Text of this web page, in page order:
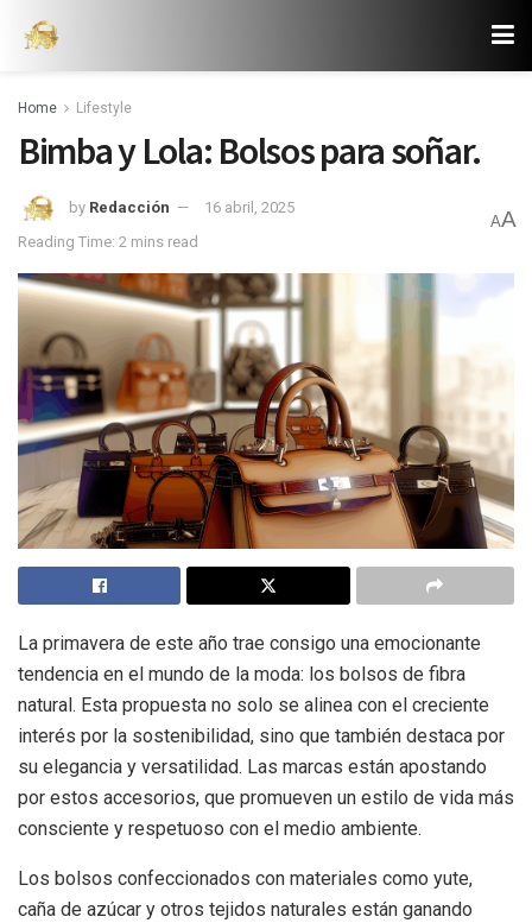
Home Lifestyle
Bimba y Lola: Bolsos para soñar.
by Redacción
16 abril, 2025
Reading Time: 2 mins read
AA
La primavera de este año trae consigo una emocionante
tendencia en el mundo de la moda: los bolsos de fibra
natural. Esta propuesta no solo se alinea con el creciente
interés por la sostenibilidad, sino que también destaca por
su elegancia y versatilidad. Las marcas están apostando
por estos accesorios, que promueven un estilo de vida más
consciente y respetuoso con el medio ambiente.
Los bolsos confeccionados con materiales como yute,
caña de azúcar y otros tejidos naturales están ganando